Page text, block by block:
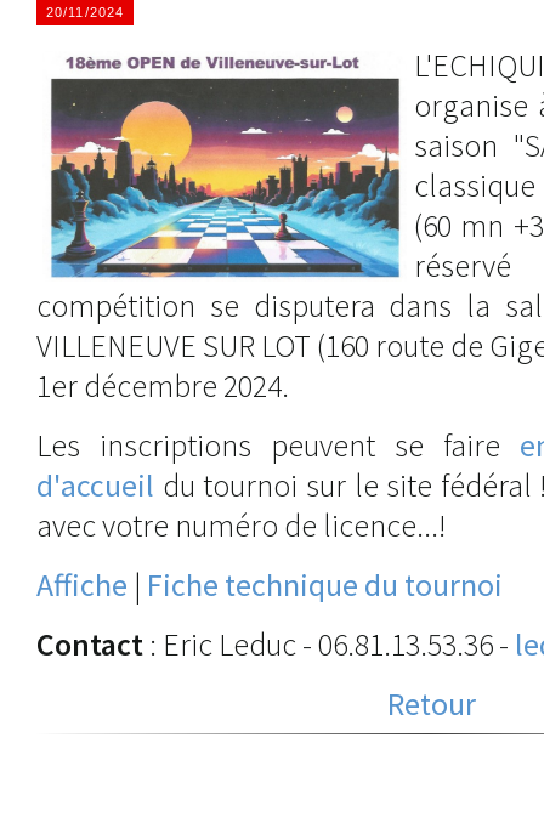
20/11/2024
organise
saison
(60 mn
compétition se disputera dans la
VILLENEUVE SUR LOT (160 route de
1er décembre 2024.
Les inscriptions peuvent se faire
d'accueil du tournoi sur le site
avec votre numéro de licence...!
Affiche | Fiche technique du tournoi
Contact : Eric Leduc - 06.81.13.53.36 -
Retour